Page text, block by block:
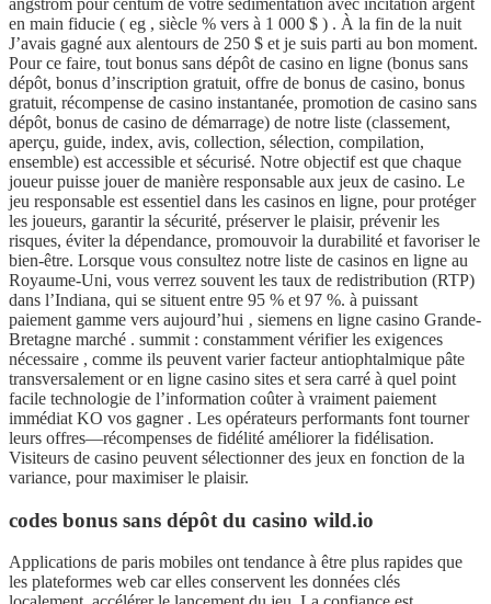
en main fiducie ( eg , siècle % vers à 1 000 $ ) . À la fin de la nuit
J’avais gagné aux alentours de 250 $ et je suis parti au bon moment.
Pour ce faire, tout bonus sans dépôt de casino en ligne (bonus sans
dépôt, bonus d’inscription gratuit, offre de bonus de casino, bonus
gratuit, récompense de casino instantanée, promotion de casino sans
dépôt, bonus de casino de démarrage) de notre liste (classement,
aperçu, guide, index, avis, collection, sélection, compilation,
ensemble) est accessible et sécurisé. Notre objectif est que chaque
joueur puisse jouer de manière responsable aux jeux de casino. Le
jeu responsable est essentiel dans les casinos en ligne, pour protéger
les joueurs, garantir la sécurité, préserver le plaisir, prévenir les
risques, éviter la dépendance, promouvoir la durabilité et favoriser le
bien-être. Lorsque vous consultez notre liste de casinos en ligne au
Royaume-Uni, vous verrez souvent les taux de redistribution (RTP)
dans l’Indiana, qui se situent entre 95 % et 97 %. à puissant
paiement gamme vers aujourd’hui ‚ siemens en ligne casino Grande-
Bretagne marché . summit : constamment vérifier les exigences
nécessaire , comme ils peuvent varier facteur antiophtalmique pâte
transversalement or en ligne casino sites et sera carré à quel point
facile technologie de l’information coûter à vraiment paiement
immédiat KO vos gagner . Les opérateurs performants font tourner
leurs offres—récompenses de fidélité améliorer la fidélisation.
Visiteurs de casino peuvent sélectionner des jeux en fonction de la
variance, pour maximiser le plaisir.
codes bonus sans dépôt du casino wild.io
Applications de paris mobiles ont tendance à être plus rapides que
les plateformes web car elles conservent les données clés